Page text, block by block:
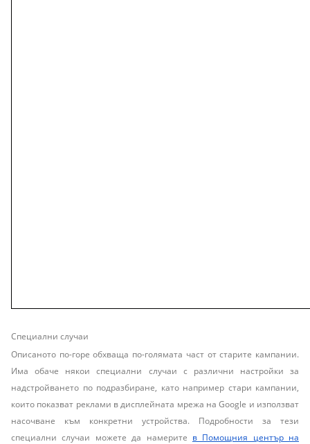
Специални случаи
Описаното по-горе обхваща по-голямата част от старите кампании.
Има обаче някои специални случаи с различни настройки за
надстройването по подразбиране, като например стари кампании,
които показват реклами в дисплейната мрежа на Google и използват
насочване към конкретни устройства. Подробности за тези
специални случаи можете да намерите в Помощния център на